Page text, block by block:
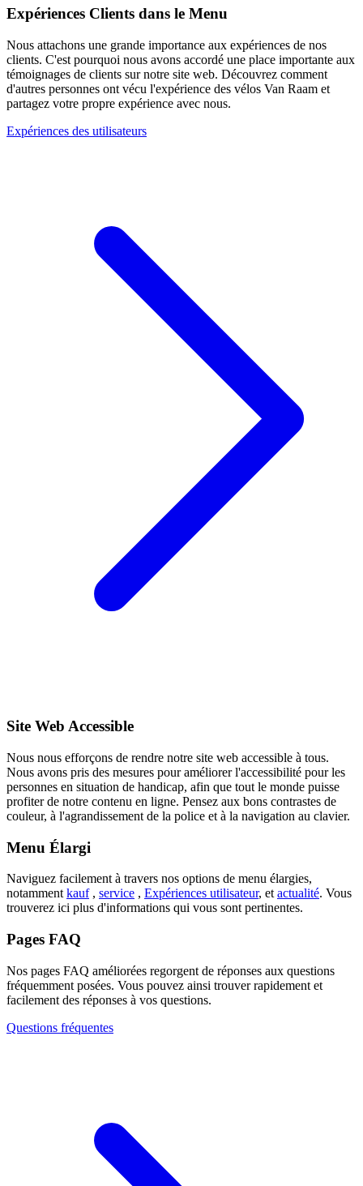
Expériences Clients dans le Menu
Nous attachons une grande importance aux expériences de nos
clients. C'est pourquoi nous avons accordé une place importante aux
témoignages de clients sur notre site web. Découvrez comment
d'autres personnes ont vécu l'expérience des vélos Van Raam et
partagez votre propre expérience avec nous.
Expériences des utilisateurs
Site Web Accessible
Nous nous efforçons de rendre notre site web accessible à tous.
Nous avons pris des mesures pour améliorer l'accessibilité pour les
personnes en situation de handicap, afin que tout le monde puisse
profiter de notre contenu en ligne. Pensez aux bons contrastes de
couleur, à l'agrandissement de la police et à la navigation au clavier.
Menu Élargi
Naviguez facilement à travers nos options de menu élargies,
notamment kauf, service , Expériences utilisateur, et actualité. Vous
trouverez ici plus d'informations qui vous sont pertinentes.
Pages FAQ
Nos pages FAQ améliorées regorgent de réponses aux questions
fréquemment posées. Vous pouvez ainsi trouver rapidement et
facilement des réponses à vos questions.
Questions fréquentes